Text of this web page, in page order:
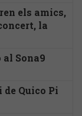
els amics,
la
Sona9
Quico Pi